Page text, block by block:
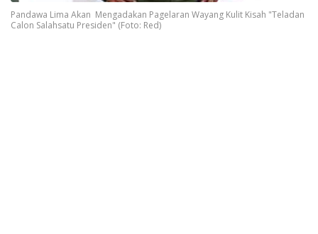
Pandawa Lima Akan Mengadakan Pagelaran Wayang Kulit Kisah "Teladan
Calon Salahsatu Presiden" (Foto: Red)